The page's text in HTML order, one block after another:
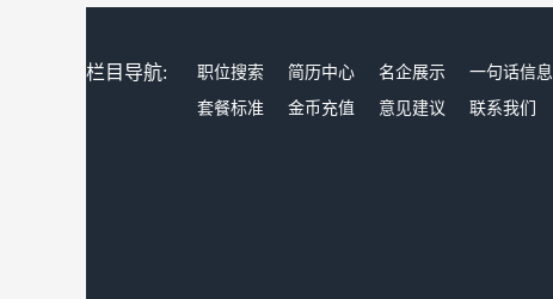
栏目导航: 职位搜索 简历中心 名企展示 一句话信息
套餐标准
金币充值 意见建议 联系我们